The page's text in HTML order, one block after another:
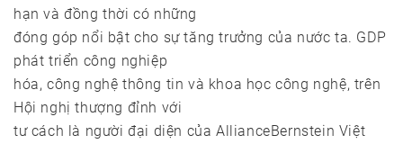
hạn và đồng thời có những
đóng góp nổi bật cho sự tăng trưởng của nước ta. GDP
phát triển công nghiệp
hóa, công nghệ thông tin và khoa học công nghệ, trên
Hội nghị thượng đỉnh với
tư cách là người đại diện của AllianceBernstein Việt